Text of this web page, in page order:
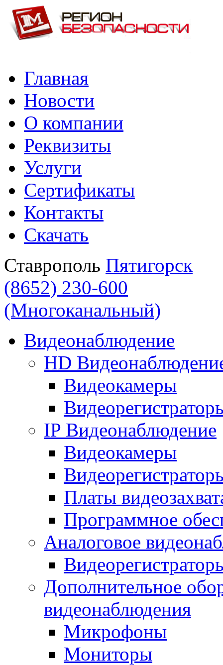
Главная
Новости
О компании
Реквизиты
Услуги
Сертификаты
Контакты
Скачать
Ставрополь Пятигорск
(8652) 230-600
(Многоканальный)
Видеонаблюдение
HD
Видеокамеры
IP Видеонаблюдение
Видеокамеры
Платы
Программное
Аналоговое
Дополнительное
видеонаблюдения
Микрофоны
Мониторы